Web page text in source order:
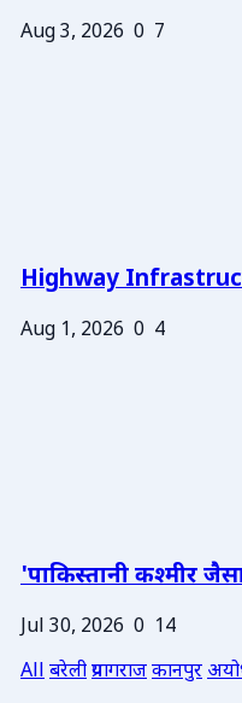
Aug 3, 2026 0 7
Highway
Aug 1, 2026 0 4
'पाकिस्तानी कश्मीर
Jul 30, 2026 0 14
Allबरेलीप्रयागराजकानपुर